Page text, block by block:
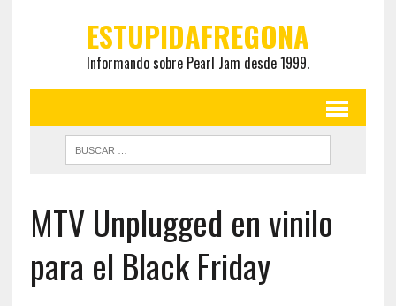
ESTUPIDAFREGONA
Informando sobre Pearl Jam desde 1999.
MTV Unplugged en vinilo
para el Black Friday